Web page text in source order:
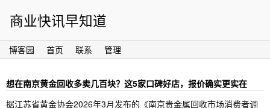
商业快讯早知道
博客园 首页 联系 管理
想在南京黄金回收多卖几百块？这5家口碑好店，报价确实更实在
据江苏省黄金协会2026年3月发布的《南京贵金属回收市场消费者调